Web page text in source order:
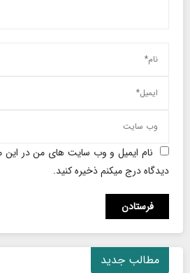
نام ایمیل و وب سایت های من در این
دیدگاه درج میکنم ذخیره کنید.
مطالب جدید